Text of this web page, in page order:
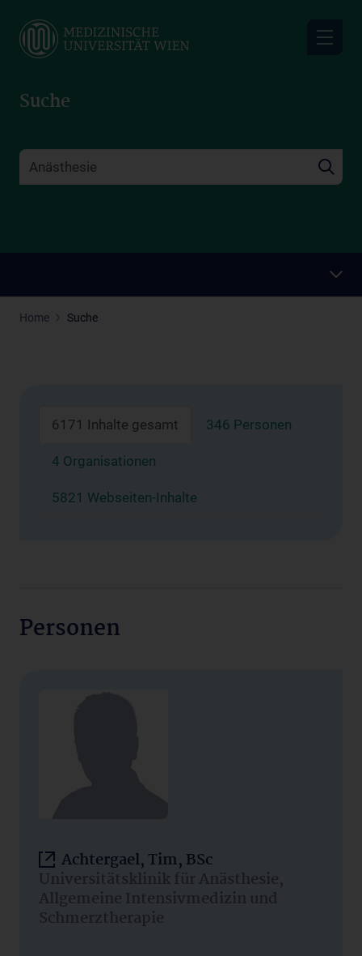
main
Suche
Home Suche
6171 Inhalte gesamt 346 Personen
4 Organisationen
5821 Webseiten-Inhalte
Personen
Achtergael, Tim, BSc
Universitätsklinik für Anästhesie,
Allgemeine Intensivmedizin und
Schmerztherapie